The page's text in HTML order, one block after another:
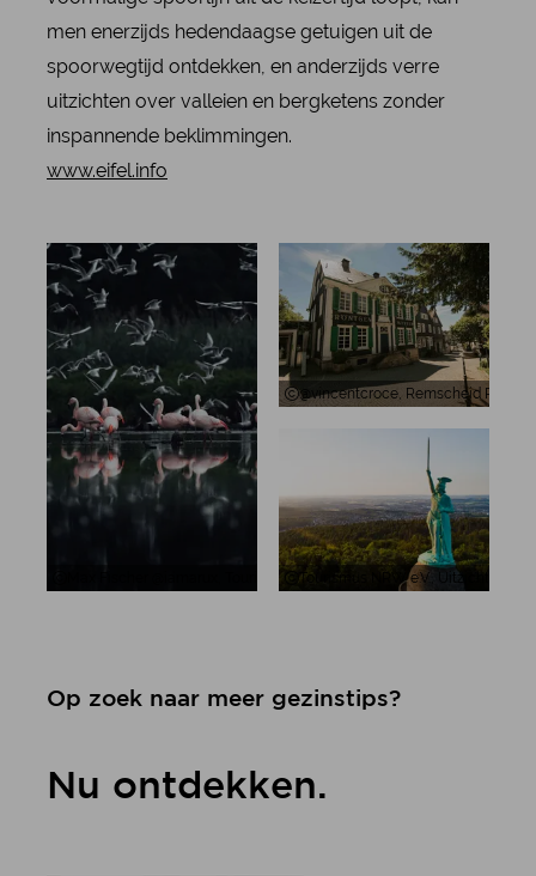
men enerzijds hedendaagse getuigen uit de
spoorwegtijd ontdekken, en anderzijds verre
uitzichten over valleien en bergketens zonder
inspannende beklimmingen.
www.eifel.info
Max Fischer @iamarux, Tourismus NRW e.V., Flamingo's in het
Tourismus NRW e.V., Uitzicht op
@vincentcroce, Remscheid
Op zoek naar meer gezinstips?
Nu ontdekken.